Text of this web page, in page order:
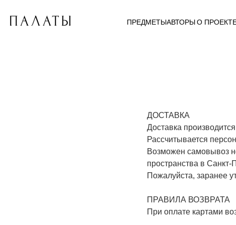
ПРЕДМЕТЫАВТОРЫО
ДОСТАВКА
Доставка
Рассчитывается
Возможен самовывоз
пространства в
Пожалуйста, заранее
ПРАВИЛА ВОЗВРАТА
При оплате картами